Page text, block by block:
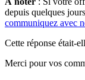
depuis quelques
communiquez avec
Cette réponse était-
Merci pour vos